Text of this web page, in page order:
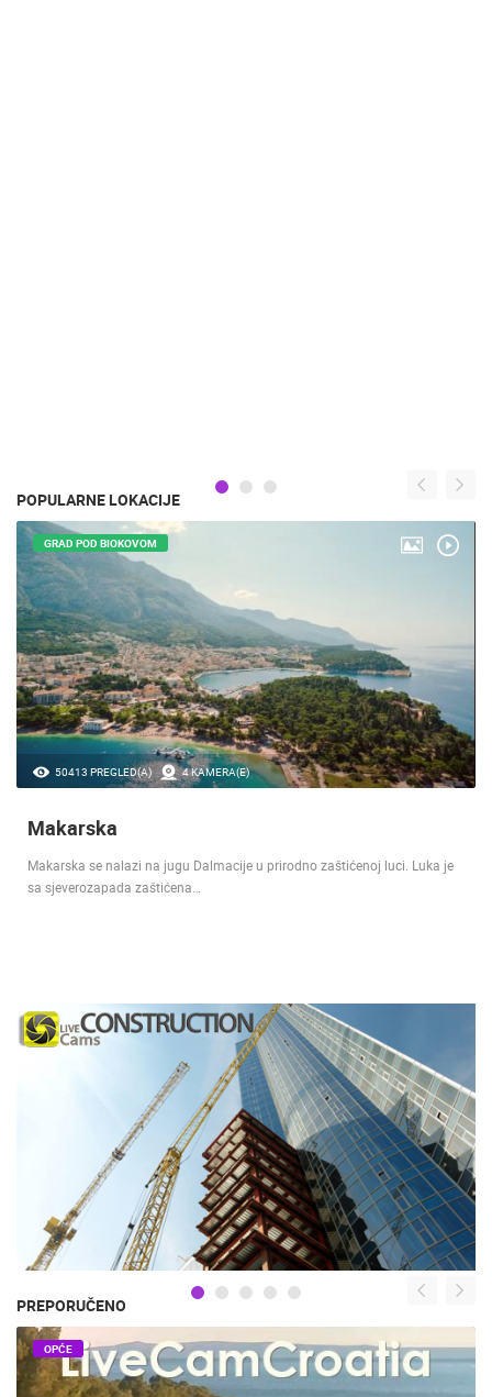
POPULARNE LOKACIJE
50413 PREGLED(A) 4 KAMERA(E)
GRAD POD BIOKOVOM
Makarska
Makarska se nalazi na jugu Dalmacije u prirodno zaštićenoj luci. Luka je
sa sjeverozapada zaštićena…
PREPORUČENO
OPĆE